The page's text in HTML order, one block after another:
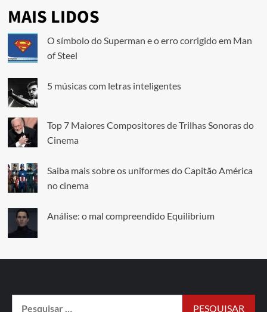
MAIS LIDOS
O símbolo do Superman e o erro corrigido em Man
of Steel
5 músicas com letras inteligentes
Top 7 Maiores Compositores de Trilhas Sonoras do
Cinema
Saiba mais sobre os uniformes do Capitão América
no cinema
Análise: o mal compreendido Equilibrium